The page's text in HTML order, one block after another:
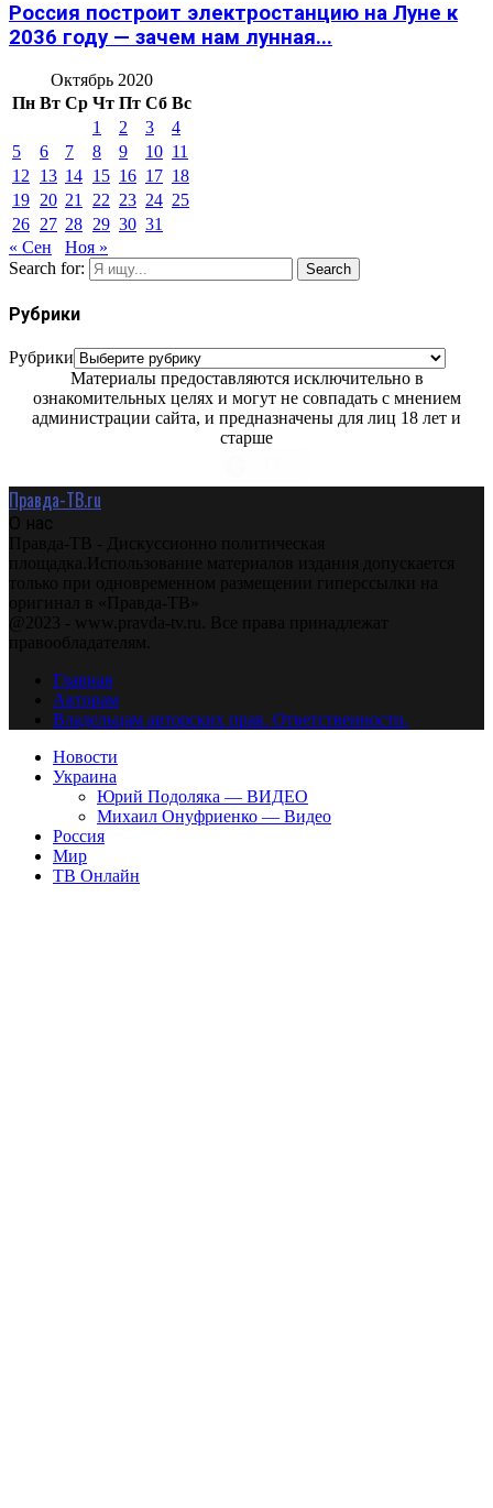
Россия построит электростанцию на Луне к
2036 году — зачем нам лунная...
Октябрь 2020
Пн Вт Ср Чт Пт Сб Вс
1
2 3
4
5
6 7 8 9 10 11
12
13 14 15 16 17 18
19 20 21 22 23 24 25
26 27 28 29 30 31
« Сен
Ноя »
Search for:
Search
Рубрики
Рубрики
Материалы предоставляются исключительно в
ознакомительных целях и могут не совпадать с мнением
администрации сайта, и предназначены для лиц 18 лет и
старше
Правда-ТВ.ru
О нас
Правда-ТВ - Дискуссионно политическая
площадка.Использование материалов издания допускается
только при одновременном размещении гиперссылки на
оригинал в «Правда-ТВ»
@2023 - www.pravda-tv.ru. Все права принадлежат
правообладателям.
Главная
Авторам
Владельцам авторских прав. Ответственности.
Новости
Украина
Юрий Подоляка — ВИДЕО
Михаил Онуфриенко — Видео
Россия
Мир
ТВ Онлайн